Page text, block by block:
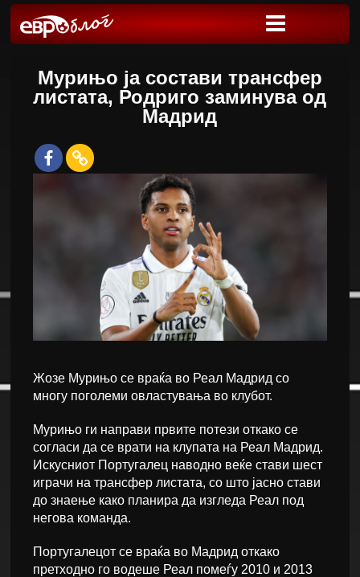
Мурињо ја состави трансфер
листата, Родриго заминува од
Мадрид
Жозе Мурињо се враќа во Реал Мадрид со
многу поголеми овластувања во клубот.
Мурињо ги направи првите потези откако се
согласи да се врати на клупата на Реал Мадрид.
Искусниот Португалец наводно веќе стави шест
играчи на трансфер листата, со што јасно стави
до знаење како планира да изгледа Реал под
негова команда.
Португалецот се враќа во Мадрид откако
претходно го водеше Реал помеѓу 2010 и 2013